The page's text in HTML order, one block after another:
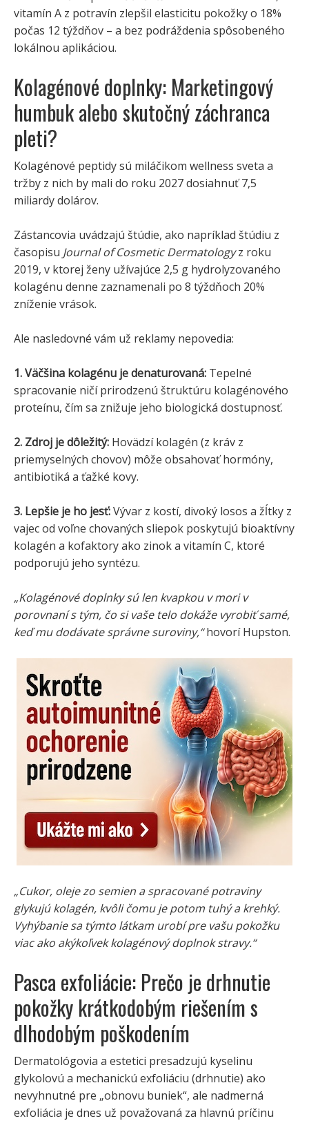
vitamín A z potravín zlepšil elasticitu pokožky o 18%
počas 12 týždňov – a bez podráždenia spôsobeného
lokálnou aplikáciou.
Kolagénové doplnky: Marketingový
humbuk alebo skutočný záchranca
pleti?
Kolagénové peptidy sú miláčikom wellness sveta a
tržby z nich by mali do roku 2027 dosiahnuť 7,5
miliardy dolárov.
Zástancovia uvádzajú štúdie, ako napríklad štúdiu z
časopisu Journal of Cosmetic Dermatologyz roku
2019, v ktorej ženy užívajúce 2,5 g hydrolyzovaného
kolagénu denne zaznamenali po 8 týždňoch 20%
zníženie vrások.
Ale nasledovné vám už reklamy nepovedia:
1. Väčšina kolagénu je denaturovaná: Tepelné
spracovanie ničí prirodzenú štruktúru kolagénového
proteínu, čím sa znižuje jeho biologická dostupnosť.
2. Zdroj je dôležitý: Hovädzí kolagén (z kráv z
priemyselných chovov) môže obsahovať hormóny,
antibiotiká a ťažké kovy.
3. Lepšie je ho jesť:Vývar z kostí, divoký losos a žĺtky z
vajec od voľne chovaných sliepok poskytujú bioaktívny
kolagén a kofaktory ako zinok a vitamín C, ktoré
podporujú jeho syntézu.
„Kolagénové doplnky sú len kvapkou v mori v
porovnaní s tým, čo si vaše telo dokáže vyrobiť samé,
keď mu dodávate správne suroviny,“hovorí Hupston.
„Cukor, oleje zo semien a spracované potraviny
glykujú kolagén, kvôli čomu je potom tuhý a krehký.
Vyhýbanie sa týmto látkam urobí pre vašu pokožku
viac ako akýkoľvek kolagénový doplnok stravy.“
Pasca exfoliácie: Prečo je drhnutie
pokožky krátkodobým riešením s
dlhodobým poškodením
Dermatológovia a estetici presadzujú kyselinu
glykolovú a mechanickú exfoliáciu (drhnutie) ako
nevyhnutné pre „obnovu buniek“, ale nadmerná
exfoliácia je dnes už považovaná za hlavnú príčinu